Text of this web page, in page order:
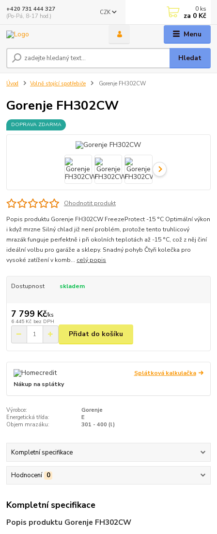
Menu
CZK
Hledat
+420 731 444 327
(Po-Pá, 8-17 hod.)
0 ks
za 0 Kč
Úvod Volně stojící spotřebiče Gorenje FH302CW
Gorenje FH302CW
DOPRAVA ZDARMA
Ohodnotit produkt
Popis produktu Gorenje FH302CW FreezeProtect -15 °C Optimální výkon
i když mrzne Silný chlad již není problém, protože tento truhlicový
mrazák funguje perfektně i při okolních teplotách až -15 °C, což z něj činí
ideální volbu pro garáže a sklepy. Snadný pohyb Čtyři kolečka pro
vysoké zatížení v komb... celý popis
Dostupnost skladem
7 799 Kč/ks
6 445 Kč bez DPH
Přidat do košíku
Splátková kalkulačka
Nákup na splátky
Výrobce:
Gorenje
Energetická třída:
E
Objem mrazáku:
301 - 400 (l)
Kompletní specifikace
Hodnocení 0
Kompletní specifikace
Popis produktu Gorenje FH302CW